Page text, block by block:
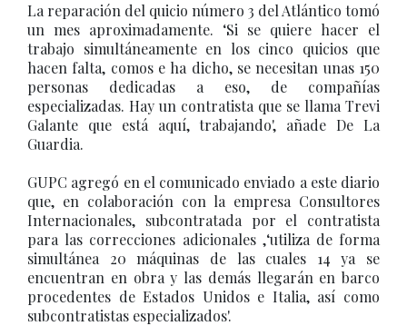
La reparación del quicio número 3 del Atlántico tomó
un mes aproximadamente. ‘Si se quiere hacer el
trabajo simultáneamente en los cinco quicios que
hacen falta, comos e ha dicho, se necesitan unas 150
personas dedicadas a eso, de compañías
especializadas. Hay un contratista que se llama Trevi
Galante que está aquí, trabajando', añade De La
Guardia.
GUPC agregó en el comunicado enviado a este diario
que, en colaboración con la empresa Consultores
Internacionales, subcontratada por el contratista
para las correcciones adicionales ,‘utiliza de forma
simultánea 20 máquinas de las cuales 14 ya se
encuentran en obra y las demás llegarán en barco
procedentes de Estados Unidos e Italia, así como
subcontratistas especializados'.